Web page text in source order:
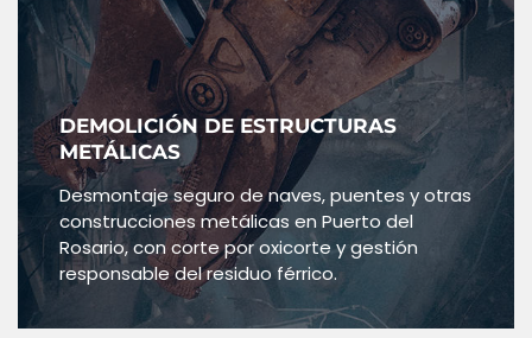
DEMOLICIÓN DE ESTRUCTURAS
METÁLICAS
Desmontaje seguro de naves, puentes y otras
construcciones metálicas en Puerto del
Rosario, con corte por oxicorte y gestión
responsable del residuo férrico.